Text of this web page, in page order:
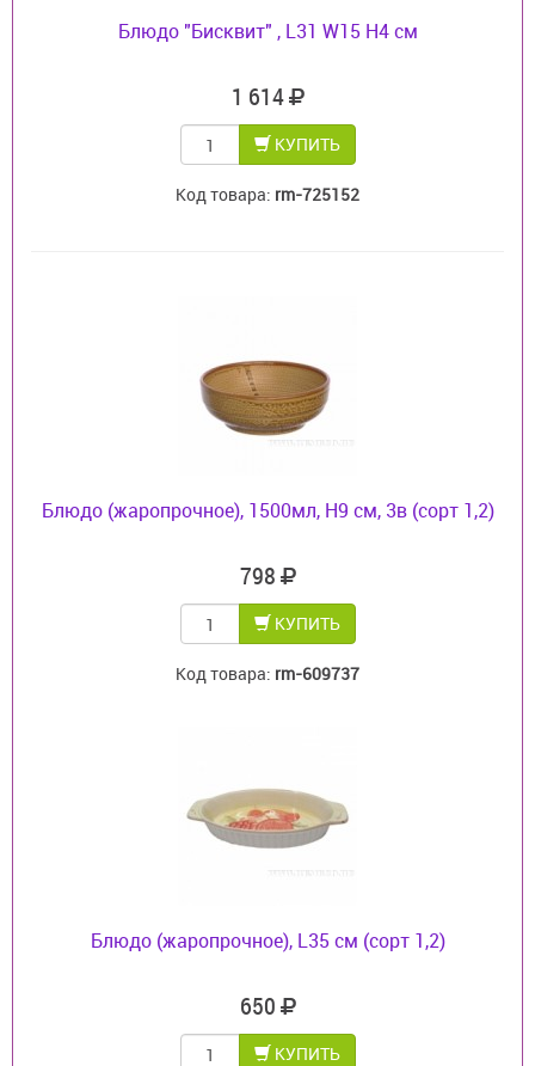
Блюдо "Бисквит" , L31 W15 H4 см
1 614
КУПИТЬ
Код товара: rm-725152
Блюдо (жаропрочное), 1500мл, H9 см, 3в (сорт 1,2)
798
КУПИТЬ
Код товара: rm-609737
Блюдо (жаропрочное), L35 см (сорт 1,2)
650
КУПИТЬ